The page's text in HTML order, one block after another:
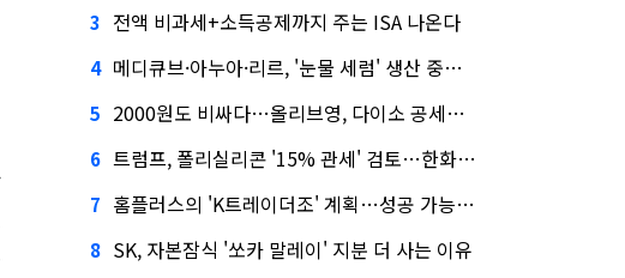
3 전액 비과세+소득공제까지 주는 ISA 나온다
4 메디큐브·아누아·리르, '눈물 세럼' 생산 중단한다
5 2000원도 비싸다…올리브영, 다이소 공세에 '가성비'로 맞불
6 트럼프, 폴리실리콘 '15% 관세' 검토…한화큐셀·OCI 영향은?
7 홈플러스의 'K트레이더조' 계획…성공 가능성은 '글쎄'
8 SK, 자본잠식 '쏘카 말레이' 지분 더 사는 이유